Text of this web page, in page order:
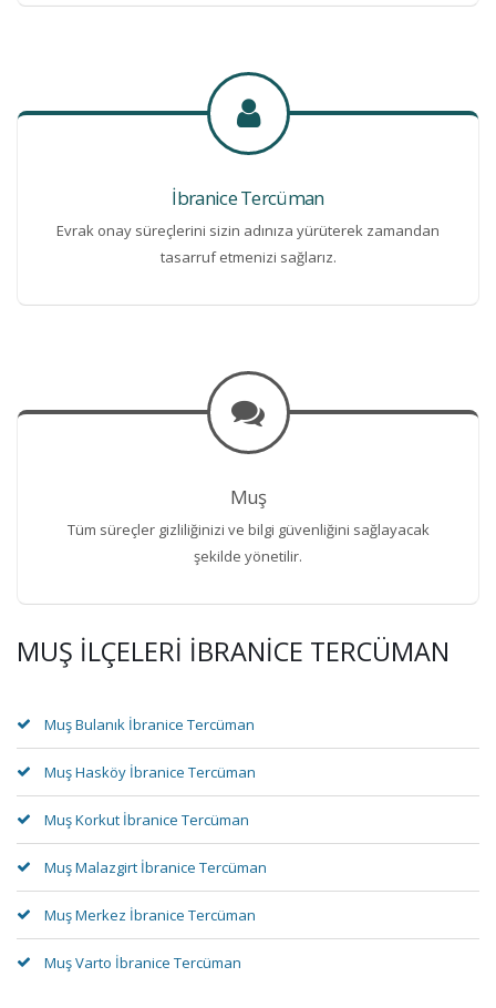
İbranice Tercüman
Evrak onay süreçlerini sizin adınıza yürüterek zamandan
tasarruf etmenizi sağlarız.
Muş
Tüm süreçler gizliliğinizi ve bilgi güvenliğini sağlayacak
şekilde yönetilir.
MUŞ İLÇELERI İBRANICE TERCÜMAN
Muş Bulanık İbranice Tercüman
Muş Hasköy İbranice Tercüman
Muş Korkut İbranice Tercüman
Muş Malazgirt İbranice Tercüman
Muş Merkez İbranice Tercüman
Muş Varto İbranice Tercüman